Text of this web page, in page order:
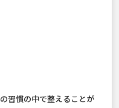
習慣の中で整えることが